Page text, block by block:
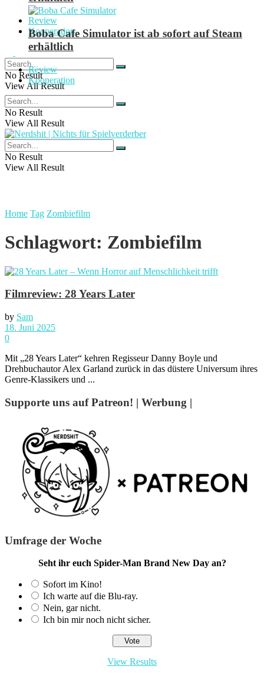
Review
Kooperation
No Result
View All Result
Boba Cafe Simulator ist ab sofort auf Steam
erhältlich
Review
Kooperation
No Result
View All Result
No Result
View All Result
Home Tag Zombiefilm
Schlagwort: Zombiefilm
Filmreview: 28 Years Later
by Sam
18. Juni 2025
0
Mit „28 Years Later“ kehren Regisseur Danny Boyle und
Drehbuchautor Alex Garland zurück in das düstere Universum ihres
Genre-Klassikers und ...
Supporte uns auf Patreon! | Werbung |
Umfrage der Woche
Seht ihr euch Spider-Man Brand New Day an?
Sofort im Kino!
Ich warte auf die Blu-ray.
Nein, gar nicht.
Ich bin mir noch nicht sicher.
View Results